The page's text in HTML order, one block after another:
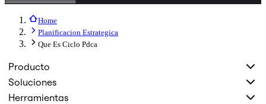
Home
Planificacion Estrategica
Que Es Ciclo Pdca
Producto
Soluciones
Herramientas